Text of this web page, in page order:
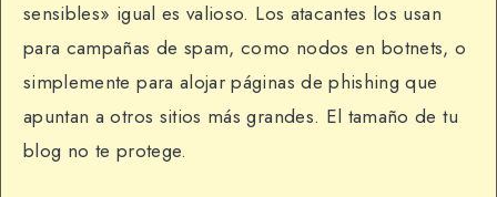
sensibles» igual es valioso. Los atacantes los usan
para campañas de spam, como nodos en botnets, o
simplemente para alojar páginas de phishing que
apuntan a otros sitios más grandes. El tamaño de tu
blog no te protege.